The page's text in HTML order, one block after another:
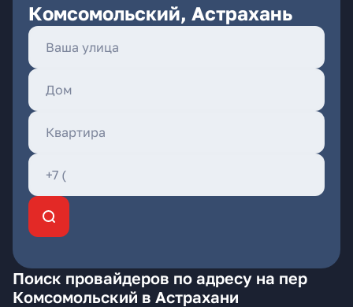
Комсомольский, Астрахань
Поиск провайдеров по адресу на пер
Комсомольский в Астрахани